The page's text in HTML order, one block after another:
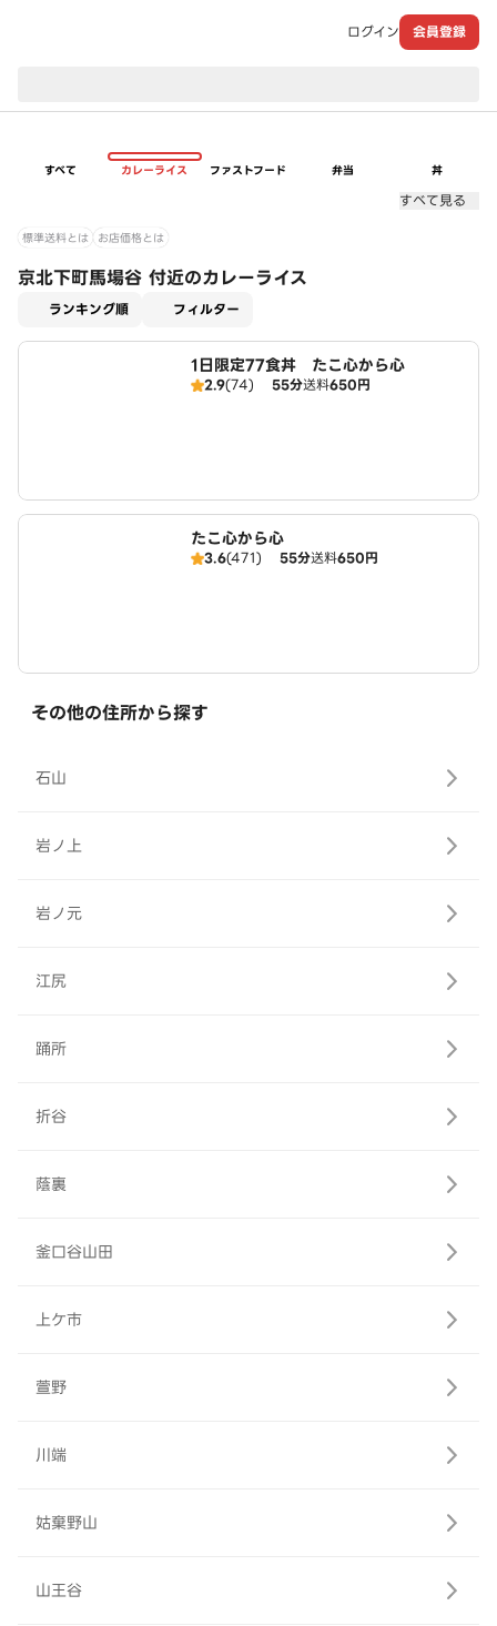
ログイン 会員登録
すべて カレーライス ファストフード 弁当 丼
すべて見る
標準送料とは お店価格とは
京北下町馬場谷 付近のカレーライス
ランキング順 フィルター
1日限定77食丼 たこ心から心
2.9(74) 55分送料650円
たこ心から心
3.6(471) 55分送料650円
その他の住所から探す
石山
岩ノ上
岩ノ元
江尻
踊所
折谷
蔭裏
釜口谷山田
上ケ市
萱野
川端
姑棄野山
山王谷